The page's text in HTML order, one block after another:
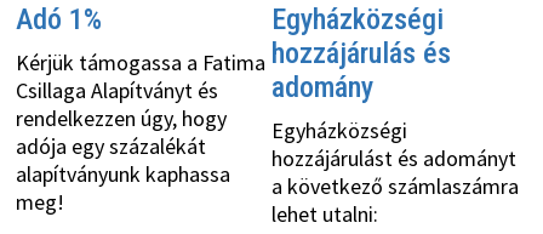
Adó 1%
Kérjük támogassa a Fatima
Csillaga Alapítványt és
rendelkezzen úgy, hogy
adója egy százalékát
alapítványunk kaphassa
meg!
Egyházközségi
hozzájárulás és
adomány
Egyházközségi
hozzájárulást és adományt
a következő számlaszámra
lehet utalni: